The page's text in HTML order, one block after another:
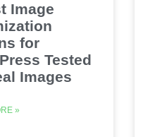
Image
for
Tested
Images
»